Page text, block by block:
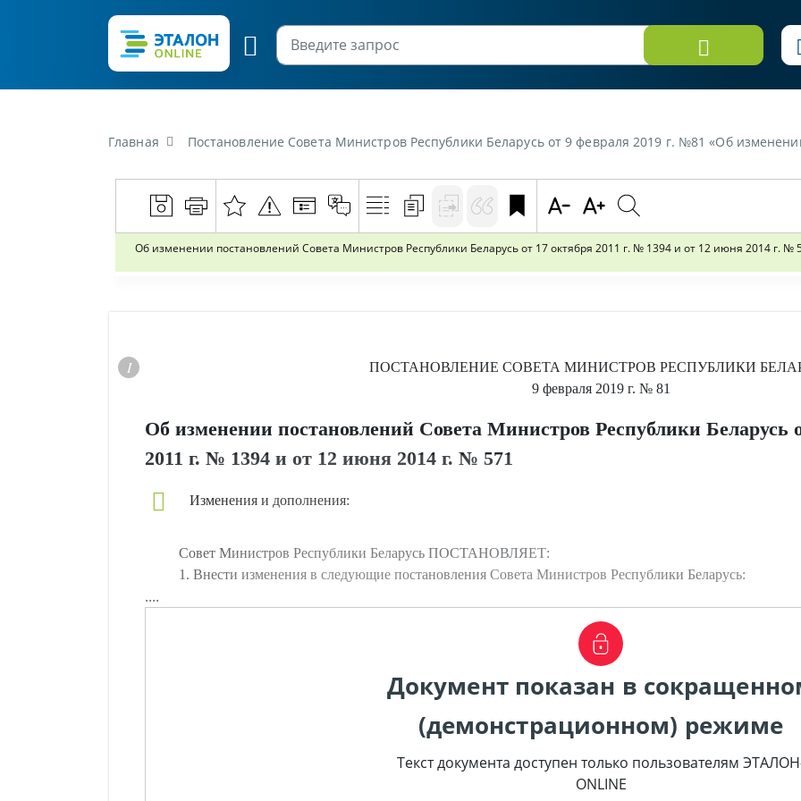
Главная Постановление Совета Министров Республики Беларусь от 9 февраля 2019 г. №81 «Об изменении постановлений Совета Министров
Об изменении постановлений Совета Министров Республики Беларусь от 17 октября 2011 г. № 1394 и от 12 июня 2014 г. №
ПОСТАНОВЛЕНИЕ СОВЕТА МИНИСТРОВ РЕСПУБЛИКИ
9 февраля 2019 г. № 81
Об изменении постановлений Совета Министров Республики Беларусь
2011 г. № 1394 и от 12 июня 2014 г. № 571
Изменения и дополнения:
Совет Министров Республики Беларусь ПОСТАНОВЛЯЕТ:
1. Внести изменения в следующие постановления Совета Министров Республики Беларусь:
....
Документ показан в
(демонстрационном) режиме
Текст документа доступен только пользователям
ONLINE